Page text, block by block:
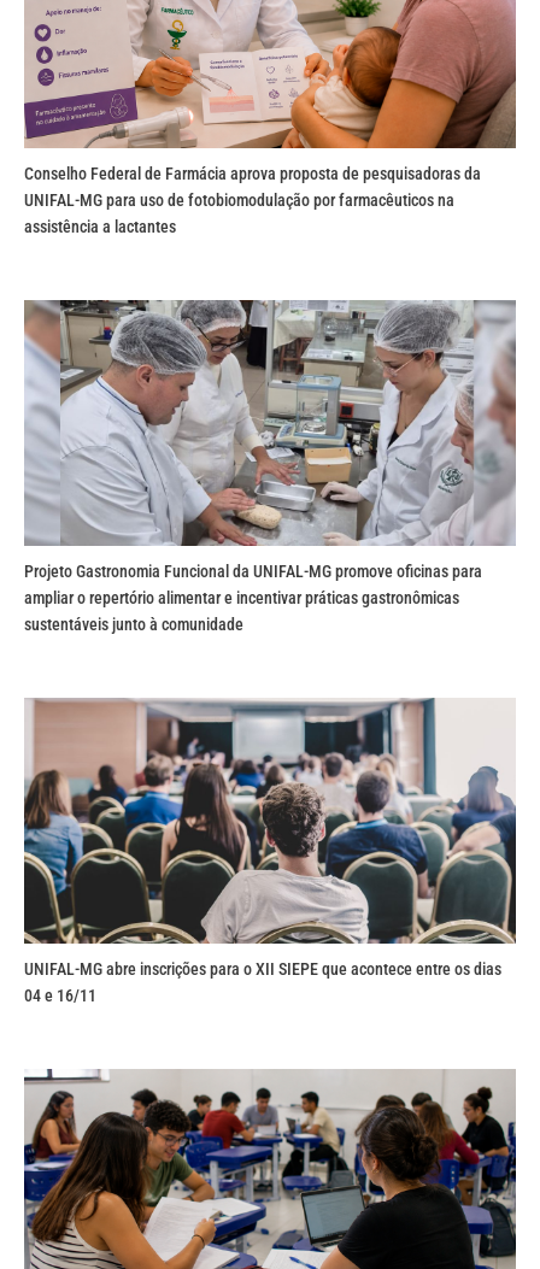
Conselho Federal de Farmácia aprova proposta de pesquisadoras da
UNIFAL-MG para uso de fotobiomodulação por farmacêuticos na
assistência a lactantes
Projeto Gastronomia Funcional da UNIFAL-MG promove oficinas para
ampliar o repertório alimentar e incentivar práticas gastronômicas
sustentáveis junto à comunidade
UNIFAL-MG abre inscrições para o XII SIEPE que acontece entre os dias
04 e 16/11